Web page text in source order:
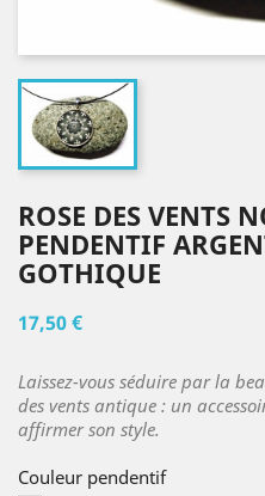
ROSE DES VENTS
PENDENTIF
GOTHIQUE
17,50 €
Laissez-vous séduire par la
des vents antique : un
affirmer son style.
Couleur pendentif